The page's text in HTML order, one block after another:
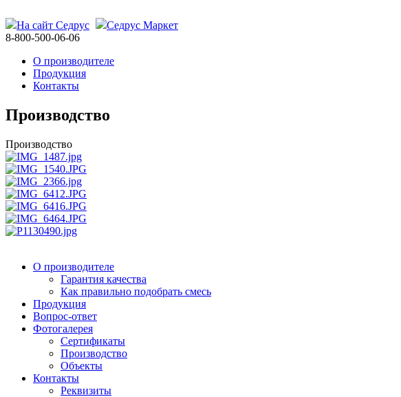
На сайт Седрус
Седрус Маркет
8-800-500-06-06
О производителе
Продукция
Контакты
Производство
Производство
О производителе
Гарантия качества
Как правильно подобрать смесь
Продукция
Вопрос-ответ
Фотогалерея
Сертификаты
Производство
Объекты
Контакты
Реквизиты